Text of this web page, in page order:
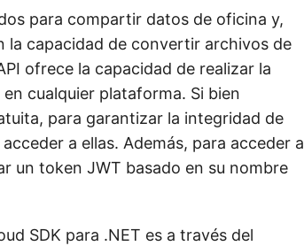
para compartir datos de oficina y,
la capacidad de convertir archivos de
ofrece la capacidad de realizar la
cualquier plataforma. Si bien
para garantizar la integridad de
a ellas. Además, para acceder a
un token JWT basado en su nombre
SDK para .NET es a través del